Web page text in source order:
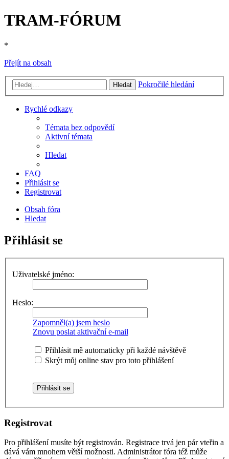
TRAM-FÓRUM
*
Přejít na obsah
Hledat Pokročilé hledání
Rychlé odkazy
Témata bez odpovědí
Aktivní témata
Hledat
FAQ
Přihlásit se
Registrovat
Obsah fóra
Hledat
Přihlásit se
Uživatelské jméno:
Heslo:
Zapomněl(a) jsem heslo
Znovu poslat aktivační e-mail
Přihlásit mě automaticky při každé návštěvě
Skrýt můj online stav pro toto přihlášení
Registrovat
Pro přihlášení musíte být registrován. Registrace trvá jen pár vteřin a
dává vám mnohem větší možnosti. Administrátor fóra též může